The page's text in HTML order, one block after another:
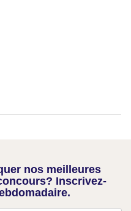
nos meilleures
Inscrivez-